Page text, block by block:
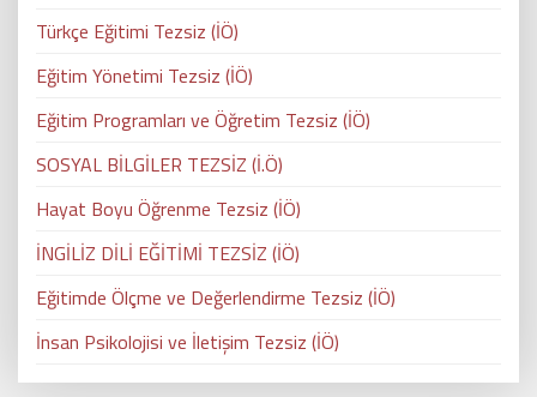
Türkçe Eğitimi Tezsiz (İÖ)
Eğitim Yönetimi Tezsiz (İÖ)
Eğitim Programları ve Öğretim Tezsiz (İÖ)
SOSYAL BİLGİLER TEZSİZ (İ.Ö)
Hayat Boyu Öğrenme Tezsiz (İÖ)
İNGİLİZ DİLİ EĞİTİMİ TEZSİZ (İÖ)
Eğitimde Ölçme ve Değerlendirme Tezsiz (İÖ)
İnsan Psikolojisi ve İletişim Tezsiz (İÖ)